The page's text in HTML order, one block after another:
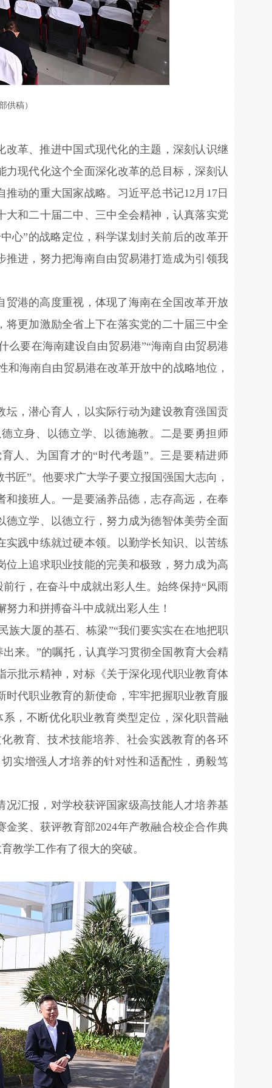
供稿）
革、推进中国式现代化的主题，深刻认识继
现代化这个全面深化改革的总目标，深刻认
动的重大国家战略。习近平总书记12月17日
和二十届二中、三中全会精神，认真落实党
心”的战略定位，科学谋划封关前后的改革开
进，努力把海南自由贸易港打造成为引领我
港的高度重视，体现了海南在全国改革开放
更加激励全省上下在落实党的二十届三中全
么要在海南建设自由贸易港”“海南自由贸易港
海南自由贸易港在改革开放中的战略地位，
，潜心育人，以实际行动为建设教育强国贡
立身、以德立学、以德施教。二是要勇担师
人、为国育才的“时代考题”。三是要精进师
匠”。他要求广大学子要立报国强国大志向，
接班人。一是要涵养品德，志存高远，在奉
立学、以德立行，努力成为德智体美劳全面
践中练就过硬本领。以勤学长知识、以苦练
上追求职业技能的完美和极致，努力成为高
行，在奋斗中成就出彩人生。始终保持“风雨
力和拼搏奋斗中成就出彩人生！
族大厦的基石、栋梁”“我们要实实在在地把职
来。”的嘱托，认真学习贯彻全国教育大会精
批示精神，对标《关于深化现代职业教育体
代职业教育的新使命，牢牢把握职业教育服
，不断优化职业教育类型定位，深化职普融
教育、技术技能培养、社会实践教育的各环
实增强人才培养的针对性和适配性，勇毅笃
汇报，对学校获评国家级高技能人才培养基
奖、获评教育部2024年产教融合校企合作典
教学工作有了很大的突破。